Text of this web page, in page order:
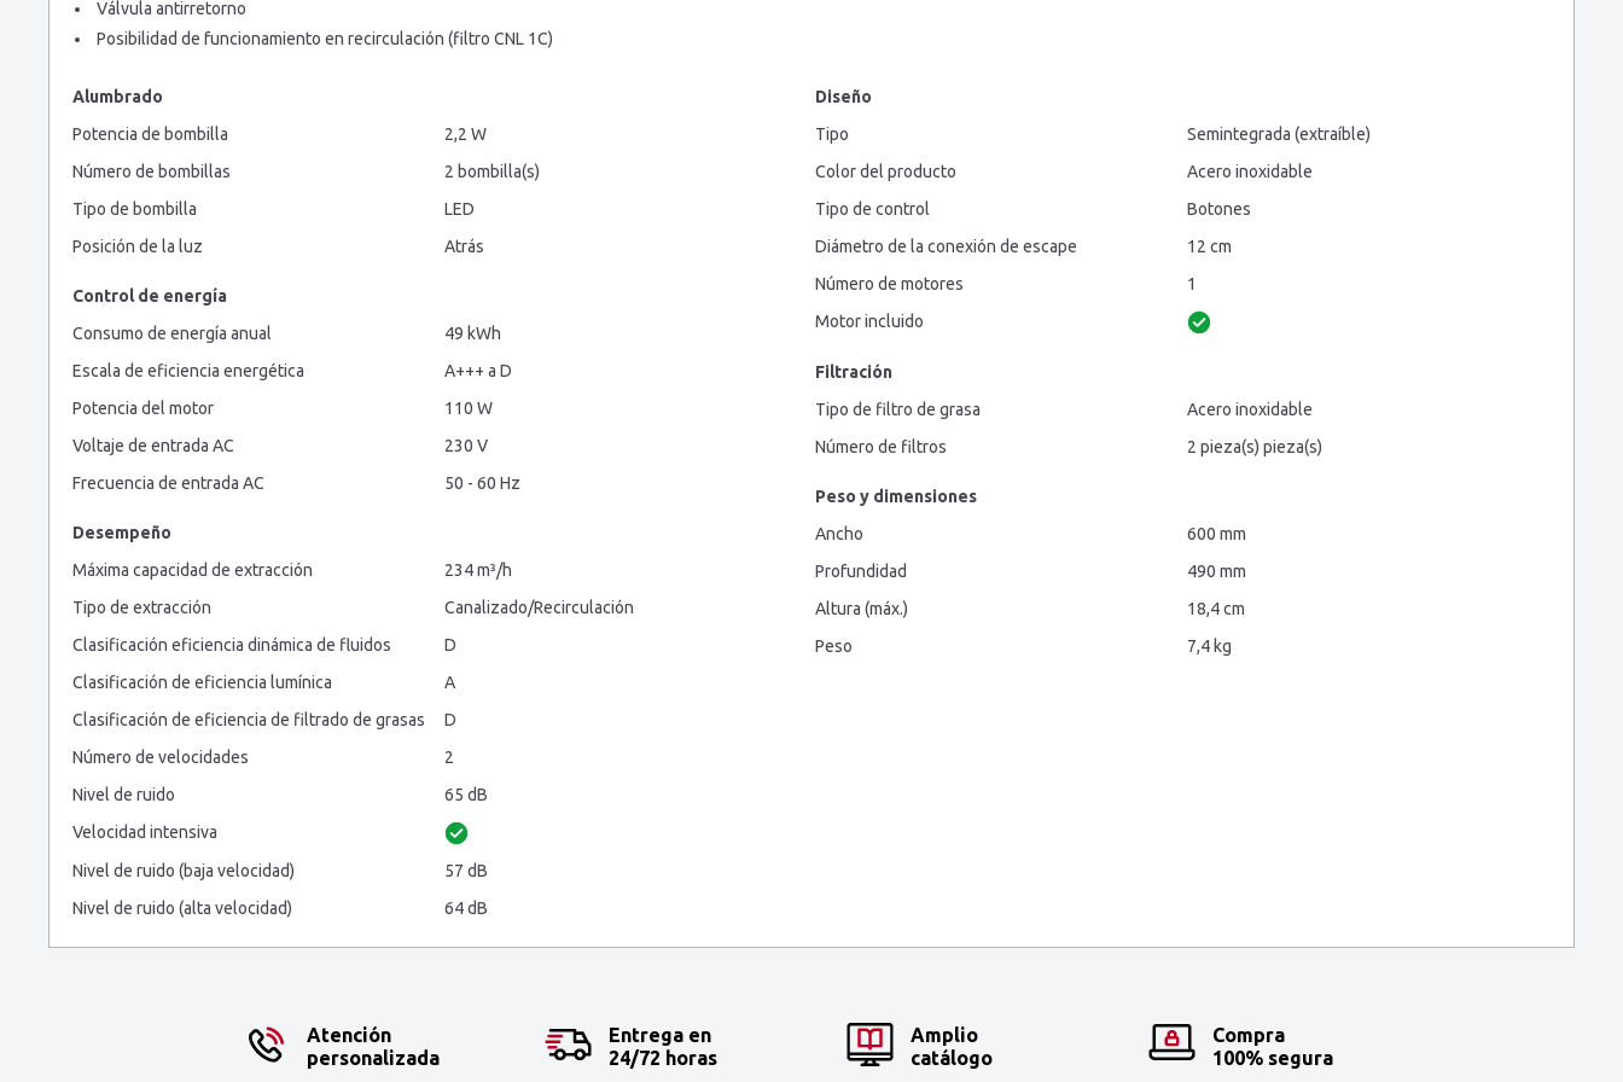
Válvula antirretorno
Posibilidad de funcionamiento en recirculación (filtro CNL 1C)
Alumbrado
Potencia de bombilla
2,2 W
Número de bombillas
2 bombilla(s)
Tipo de bombilla
LED
Posición de la luz
Atrás
Control de energía
Consumo de energía anual
49 kWh
Escala de eficiencia energética
A+++ a D
Potencia del motor
110 W
Voltaje de entrada AC
230 V
Frecuencia de entrada AC
50 - 60 Hz
Desempeño
Máxima capacidad de extracción
234 m³/h
Tipo de extracción
Canalizado/Recirculación
Clasificación eficiencia dinámica de fluidos
D
Clasificación de eficiencia lumínica
A
Clasificación de eficiencia de filtrado de grasas
D
Número de velocidades
2
Nivel de ruido
65 dB
Velocidad intensiva
Nivel de ruido (baja velocidad)
57 dB
Nivel de ruido (alta velocidad)
64 dB
Diseño
Tipo
Semintegrada (extraíble)
Color del producto
Acero inoxidable
Tipo de control
Botones
Diámetro de la conexión de escape
12 cm
Número de motores
1
Motor incluido
Filtración
Tipo de filtro de grasa
Acero inoxidable
Número de filtros
2 pieza(s) pieza(s)
Peso y dimensiones
Ancho
600 mm
Profundidad
490 mm
Altura (máx.)
18,4 cm
Peso
7,4 kg
Atención
personalizada
Entrega en
24/72 horas
Amplio
catálogo
Compra
100% segura